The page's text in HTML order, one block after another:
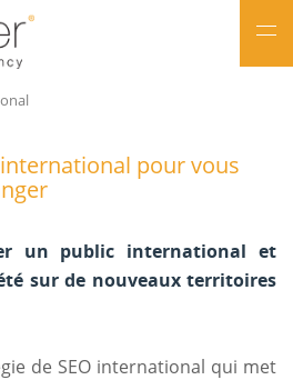
pour vous
un public international et
sur de nouveaux territoires
de SEO international qui met